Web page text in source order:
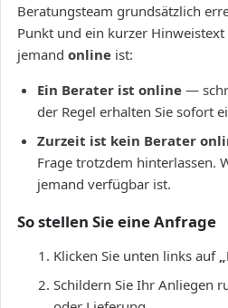
Beratungsteam grundsätzlich
Punkt und ein kurzer
jemand online ist:
Ein Berater ist online —
der Regel erhalten Sie sofort
Zurzeit ist kein Berater
Frage trotzdem hinterlassen.
jemand verfügbar ist.
So stellen Sie eine Anfrage
Klicken Sie unten links auf
Schildern Sie Ihr Anliegen